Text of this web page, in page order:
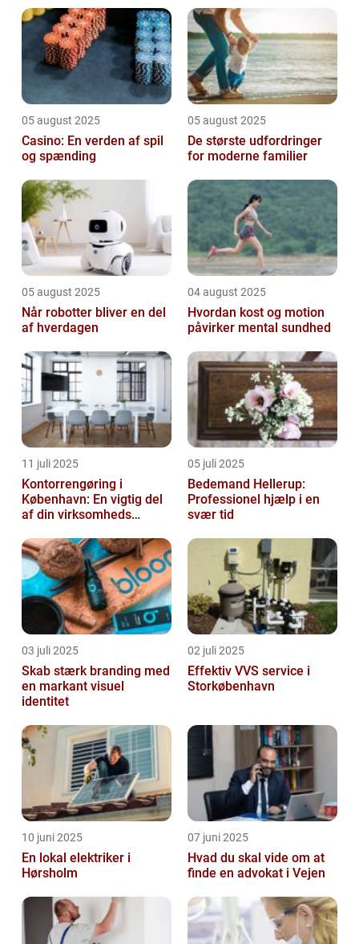
05 august 2025
Casino: En verden af spil
og spænding
05 august 2025
De største udfordringer
for moderne familier
05 august 2025
Når robotter bliver en del
af hverdagen
04 august 2025
Hvordan kost og motion
påvirker mental sundhed
11 juli 2025
Kontorrengøring i
København: En vigtig del
af din virksomheds
05 juli 2025
Bedemand Hellerup:
Professionel hjælp i en
svær tid
03 juli 2025
Skab stærk branding med
en markant visuel
identitet
02 juli 2025
Effektiv VVS service i
Storkøbenhavn
10 juni 2025
En lokal elektriker i
Hørsholm
07 juni 2025
Hvad du skal vide om at
finde en advokat i Vejen